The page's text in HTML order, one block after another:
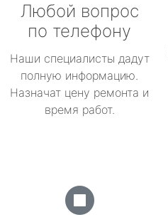
Любой вопрос
по телефону
Наши специалисты дадут
полную информацию.
Назначат цену ремонта и
время работ.